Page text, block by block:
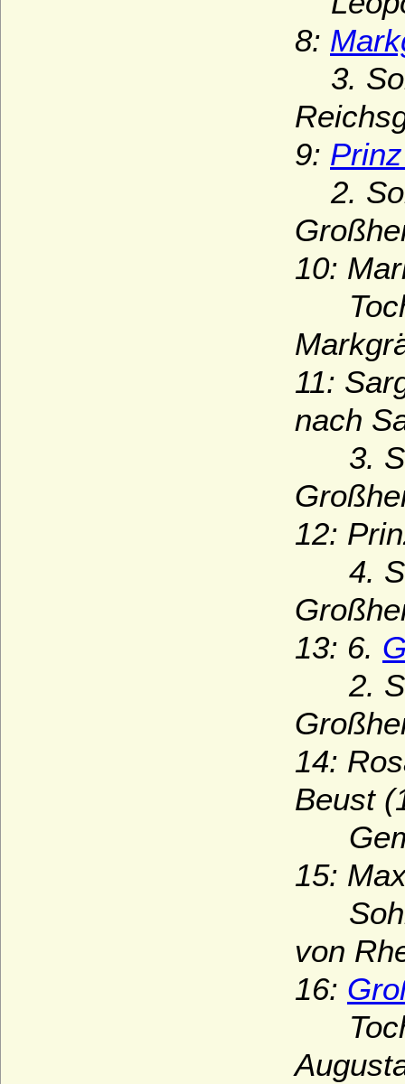
8:
3.
9:
2.
10:
11:
nach
3.
12:
4.
13: 6.
2.
14:
Beust
15:
Sohn
von
16: